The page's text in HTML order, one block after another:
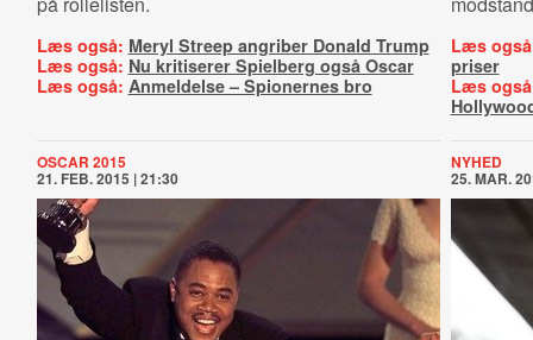
Læs også: Meryl Streep angriber Donald Trump
Læs også: Nu kritiserer Spielberg også Oscar
Læs også: Anmeldelse – Spionernes bro
Læs
priser
Læs
OSCAR 2015
21. FEB. 2015 | 21:30
NYHED
25. MAR.